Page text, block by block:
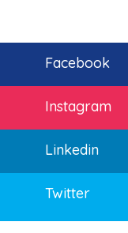
Facebook
Instagram
Linkedin
Twitter